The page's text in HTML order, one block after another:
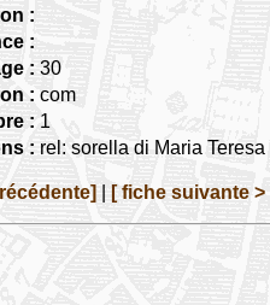
:
:
: 30
: com
: 1
: rel: sorella di Maria
[ fiche suivante >